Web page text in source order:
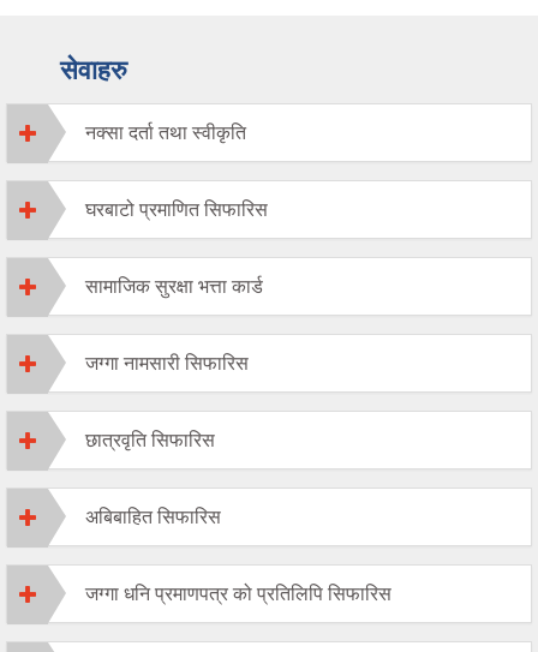
सेवाहरु
नक्सा दर्ता तथा स्वीकृति
घरबाटो प्रमाणित सिफारिस
सामाजिक सुरक्षा भत्ता कार्ड
जग्गा नामसारी सिफारिस
छात्रवृति सिफारिस
अबिबाहित सिफारिस
जग्गा धनि प्रमाणपत्र को प्रतिलिपि सिफारिस